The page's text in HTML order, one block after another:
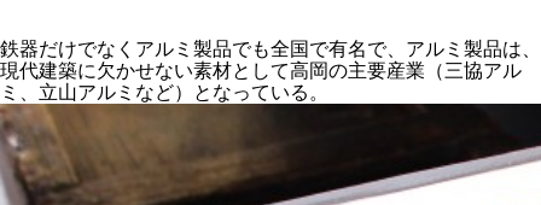
鉄器だけでなくアルミ製品でも全国で有名で、アルミ製品は、
現代建築に欠かせない素材として高岡の主要産業（三協アル
ミ、立山アルミなど）となっている。